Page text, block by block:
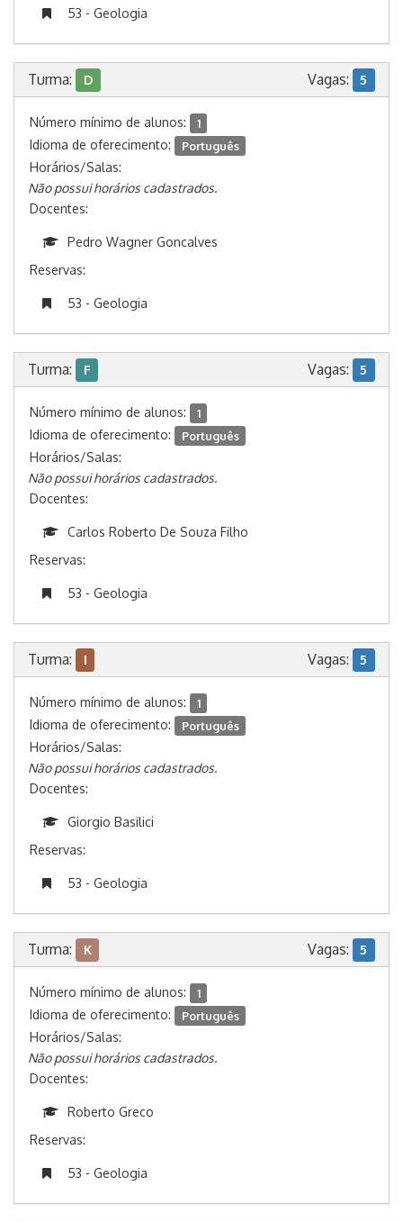
53 - Geologia
Turma: D Vagas: 5
Número mínimo de alunos: 1
Idioma de oferecimento: Português
Horários/Salas:
Não possui horários cadastrados.
Docentes:
Pedro Wagner Goncalves
Reservas:
53 - Geologia
Turma: F Vagas: 5
Número mínimo de alunos: 1
Idioma de oferecimento: Português
Horários/Salas:
Não possui horários cadastrados.
Docentes:
Carlos Roberto De Souza Filho
Reservas:
53 - Geologia
Turma: I Vagas: 5
Número mínimo de alunos: 1
Idioma de oferecimento: Português
Horários/Salas:
Não possui horários cadastrados.
Docentes:
Giorgio Basilici
Reservas:
53 - Geologia
Turma: K Vagas: 5
Número mínimo de alunos: 1
Idioma de oferecimento: Português
Horários/Salas:
Não possui horários cadastrados.
Docentes:
Roberto Greco
Reservas:
53 - Geologia